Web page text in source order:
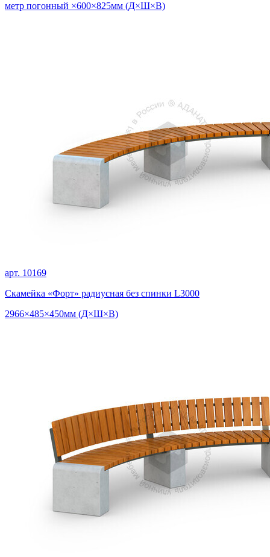
метр погонный ×600×825мм (Д×Ш×В)
арт. 10169
Скамейка «Форт» радиусная без спинки L3000
2966×485×450мм (Д×Ш×В)